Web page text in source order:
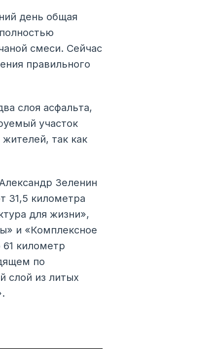
день общая
смеси. Сейчас
правильного
слоя асфальта,
участок
так как
Зеленин
31,5 километра
для жизни»,
и «Комплексное
61 километр
по
слой из литых